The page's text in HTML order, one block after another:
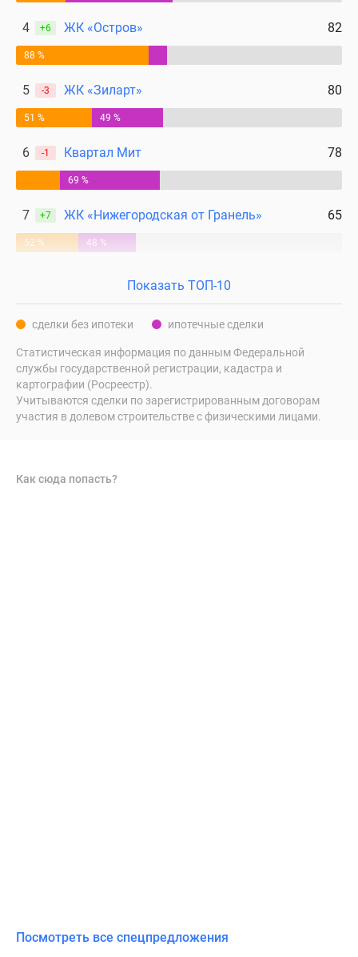
4 +6 ЖК «Остров» 82
88 %
5 -3 ЖК «Зиларт» 80
51 % 49 %
6 -1 Квартал Мит 78
69 %
7 +7 ЖК «Нижегородская от Гранель» 65
52 % 48 %
Показать ТОП-10
сделки без ипотеки ипотечные сделки
Статистическая информация по данным Федеральной
службы государственной регистрации, кадастра и
картографии (Росреестр).
Учитываются сделки по зарегистрированным договорам
участия в долевом строительстве с физическими лицами.
Как сюда попасть?
Посмотреть все спецпредложения